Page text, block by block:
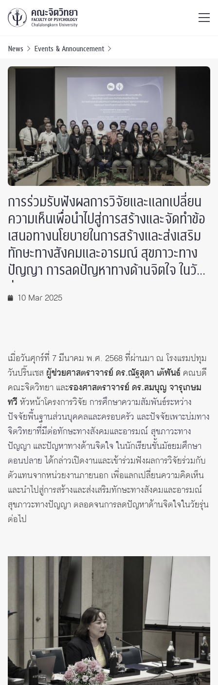
News Events & Announcement
การร่วมรับฟังผลการวิจัยและแลกเปลี่ยน
ความเห็นเพื่อนำไปสู่การสร้างและจัดทำข้อ
เสนอทางนโยบายในการสร้างและส่งเสริม
ทักษะทางสังคมและอารมณ์ สุขภาวะทาง
ปัญญา การลดปัญหาทางด้านจิตใจ ในวัย
รุ่น
10 Mar 2025
เมื่อวันศุกร์ที่ 7 มีนาคม พ.ศ. 2568 ที่ผ่านมา ณ โรงแรมปทุม
วันปริ๊นเซส ผู้ช่วยศาสตราจารย์ ดร.ณัฐสุดา เต้พันธ์ คณบดี
คณะจิตวิทยา และรองศาสตราจารย์ ดร.สมบุญ จารุเกษม
ทวี หัวหน้าโครงการวิจัย การศึกษาความสัมพันธ์ระหว่าง
ปัจจัยพื้นฐานส่วนบุคคลและครอบครัว และปัจจัยเพาะบ่มทาง
จิตวิทยาที่มีต่อทักษะทางสังคมและอารมณ์ สุขภาวะทาง
ปัญญา และปัญหาทางด้านจิตใจ ในนักเรียนชั้นมัธยมศึกษา
ตอนปลาย ได้กล่าวเปิดงานและเข้าร่วมฟังผลการวิจัยร่วมกับ
ตัวแทนจากหน่วยงานภายนอก เพื่อแลกเปลี่ยนความคิดเห็น
และนำไปสู่การสร้างและส่งเสริมทักษะทางสังคมและอารมณ์
สุขภาวะทางปัญญา ตลอดจนการลดปัญหาด้านจิตใจในวัยรุ่น
ต่อไป